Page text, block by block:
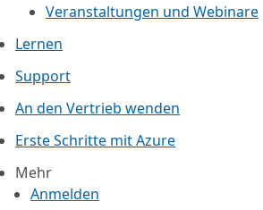
Veranstaltungen und Webinare
Lernen
Support
An den Vertrieb wenden
Erste Schritte mit Azure
Mehr
Anmelden